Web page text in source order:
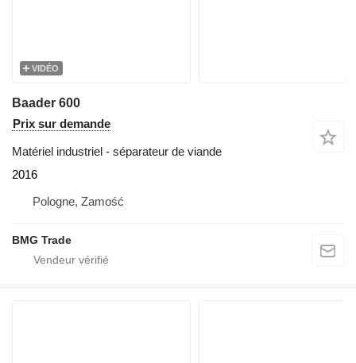
VIDÉO
Baader 600
Prix sur demande
Matériel industriel - séparateur de viande
2016
Pologne, Zamość
BMG Trade